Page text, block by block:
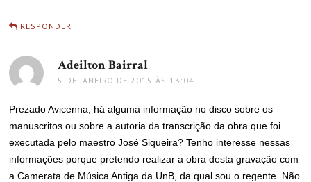
RESPONDER
Adeilton Bairral
5 DE JANEIRO DE 2015 ÀS 13:04
Prezado Avicenna, há alguma informação no disco sobre os
manuscritos ou sobre a autoria da transcrição da obra que foi
executada pelo maestro José Siqueira? Tenho interesse nessas
informações porque pretendo realizar a obra desta gravação com
a Camerata de Música Antiga da UnB, da qual sou o regente. Não